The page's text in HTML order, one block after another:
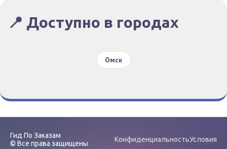
📍 Доступно в городах
Омск
Гид По Заказам
© Все права защищены
КонфиденциальностьУсловия